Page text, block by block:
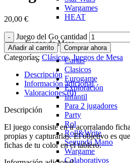
Wargames
HEAT
Juegos de Mesa
Cartas
Clasicos
Eurogame
Exploración
Infantil
Para 2 jugadores
Party
Rol
Roll&Write
Segunda Mano
Wargame
Colaborativos
20,00 €
Juego del Go cantidad
Añadir al carrito Comprar ahora
Categorías: Clásicos, Juegos de Mesa
Descripción
Información adicional
Valoraciones (0)
Descripción
El juego consiste en ir acorralando
propias y capturarlas. El objetivo es
fichas de tu color en el tablero.